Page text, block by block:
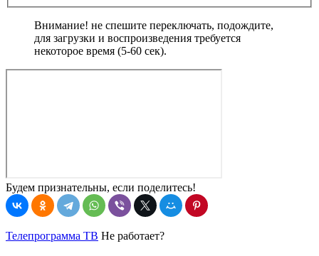
Внимание! не спешите переключать, подождите,
для загрузки и воспроизведения требуется
некоторое время (5-60 сек).
Будем признательны, если поделитесь!
Телепрограмма ТВ Не работает?